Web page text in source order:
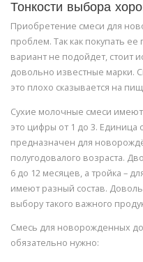
Тонкости выбора
Приобретение смеси для
проблем. Так как покупать
вариант не подойдет, стоит
довольно известные марки.
это плохо сказывается на
Сухие молочные смеси
это цифры от 1 до 3. Единица
предназначен для
полугодовалого возраста.
6 до 12 месяцев, а тройка –
имеют разный состав.
выбору такого важного
Смесь для новорожденных
обязательно нужно: